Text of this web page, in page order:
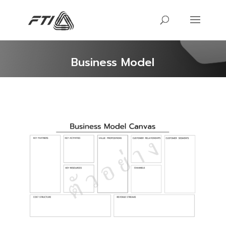
Business Model